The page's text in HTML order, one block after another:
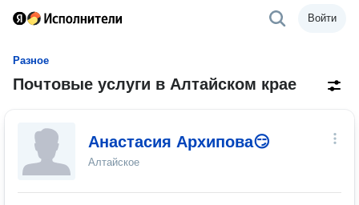
Войти
Разное
Почтовые услуги в Алтайском крае
Анастасия Архипова😏
Алтайское